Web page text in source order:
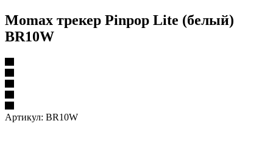
Momax трекер Pinpop Lite (белый)
BR10W
Артикул: BR10W